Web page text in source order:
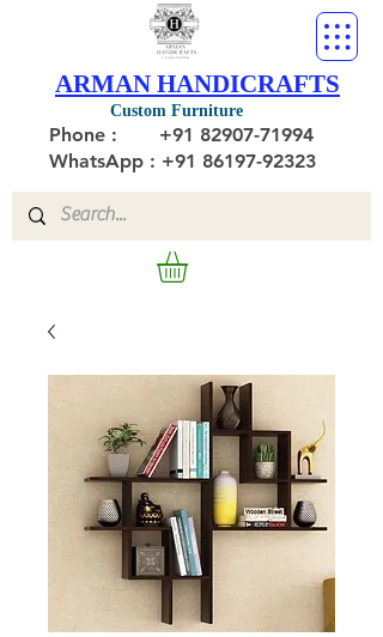
Custom Furniture
ARMAN HANDICRAFTS
Phone : +91 82907-71994
WhatsApp : +91 86197-92323